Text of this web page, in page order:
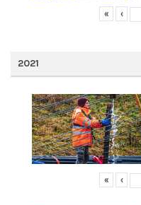
« ‹
2021
« ‹